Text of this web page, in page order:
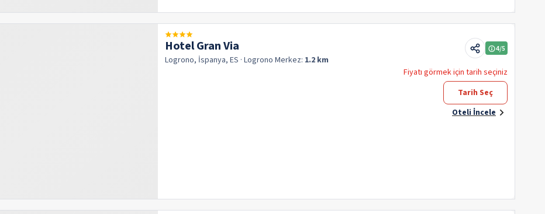
Hotel Gran Via
Logrono, İspanya, ES · Logrono Merkez: 1.2 km
4/5
Fiyatı görmek için tarih seçiniz
Tarih Seç
Oteli İncele